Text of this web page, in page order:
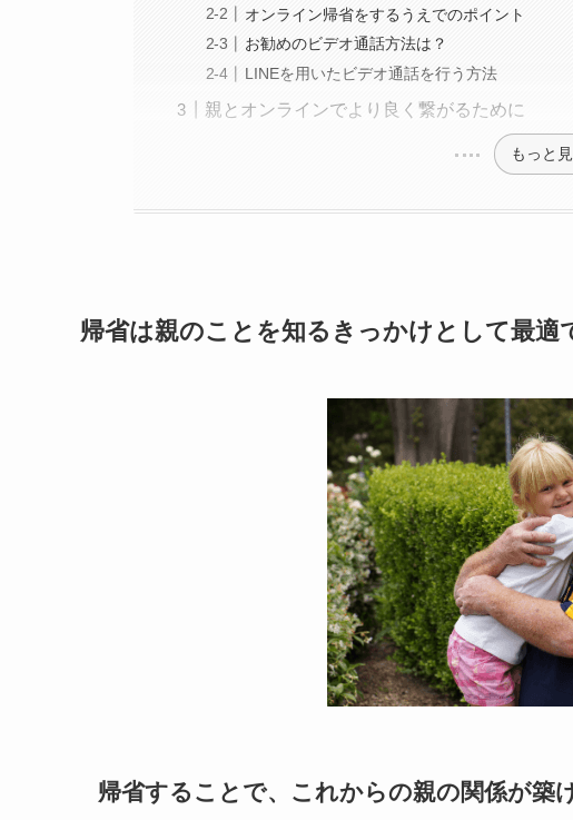
オンライン帰省をするうえでのポイント
お勧めのビデオ通話方法は？
LINEを用いたビデオ通話を行う方法
親とオンラインでより良く繋がるために
もっと
帰省は親のことを知るきっかけとして最適
帰省することで、これからの親の関係が築